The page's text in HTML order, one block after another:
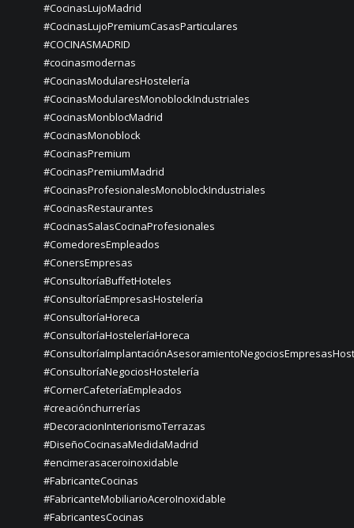
#CocinasLujoMadrid
#CocinasLujoPremiumCasasParticulares
#COCINASMADRID
#cocinasmodernas
#CocinasModularesHostelería
#CocinasModularesMonoblockIndustriales
#CocinasMonblocMadrid
#CocinasMonoblock
#CocinasPremium
#CocinasPremiumMadrid
#CocinasProfesionalesMonoblockIndustriales
#CocinasRestaurantes
#CocinasSalasCocinaProfesionales
#ComedoresEmpleados
#ConersEmpresas
#ConsultoríaBuffetHoteles
#ConsultoríaEmpresasHostelería
#ConsultoríaHoreca
#ConsultoríaHosteleríaHoreca
#ConsultoríaNegociosHostelería
#CornerCafeteríaEmpleados
#creaciónchurrerías
#DecoracionInteriorismoTerrazas
#DiseñoCocinasaMedidaMadrid
#encimerasaceroinoxidable
#FabricanteCocinas
#FabricanteMobiliarioAceroInoxidable
#FabricantesCocinas